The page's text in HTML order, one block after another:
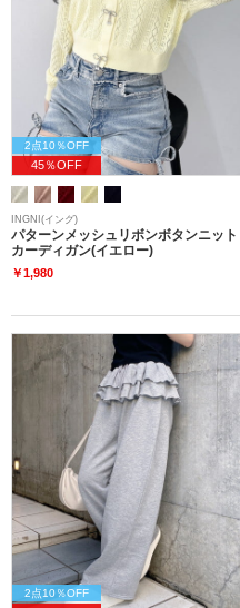
2点10％OFF
45％OFF
INGNI(イング)
パターンメッシュリボンボタンニット
カーディガン(イエロー)
￥1,980
2点10％OFF